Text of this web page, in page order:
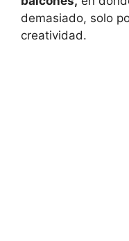
demasiado, solo
creatividad.